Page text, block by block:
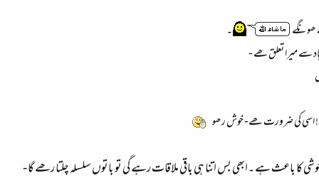
ھونگے
۔
سے میرا تعلق ھے -
اسی کی ضرورت ھے- خوش رھو
باعث ہے ۔ابھی بس اتنا ہی باقی ملاقات رہے گی تو باتوں سلسلہ چلتا رھے گا -